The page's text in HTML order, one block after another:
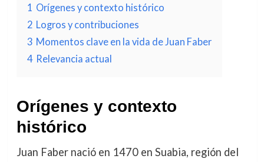
1 Orígenes y contexto histórico
2 Logros y contribuciones
3 Momentos clave en la vida de Juan Faber
4 Relevancia actual
Orígenes y contexto
histórico
Juan Faber nació en 1470 en Suabia, región del